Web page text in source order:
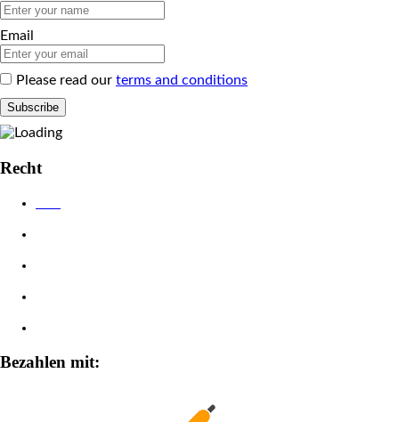
Email
Please read our terms and conditions
Recht
Bezahlen mit: